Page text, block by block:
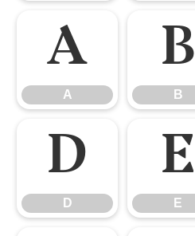
A
A
B
B
D
D
E
E